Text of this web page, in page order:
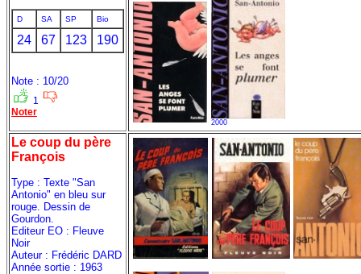
D SA SP Bio
24 67 123 190
Note : 10/20
1
Noter
2000
Le coup du père
François
Type : Texte "San
Antonio" en bleu sur
rouge. Dessin de
Gourdon.
Editeur EO : Fleuve
Noir
Auteur : Frédéric DARD
Année sortie : 1963